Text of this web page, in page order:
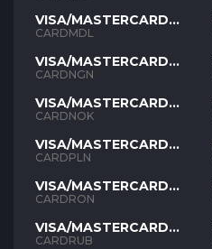
VISA/MASTERCARD
MDL
CARDMDL
VISA/MASTERCARD
NGN
CARDNGN
VISA/MASTERCARD
NOK
CARDNOK
VISA/MASTERCARD
PLN
CARDPLN
VISA/MASTERCARD
RON
CARDRON
VISA/MASTERCARD
RUB
CARDRUB